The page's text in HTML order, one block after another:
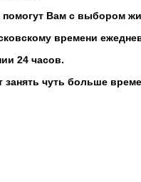
помогут Вам с выбором
времени
24 часов.
чуть больше